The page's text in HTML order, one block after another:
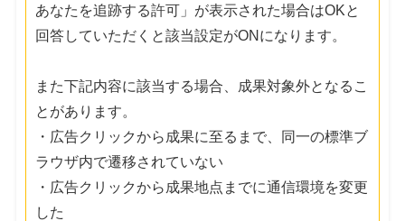
あなたを追跡する許可」が表示された場合はOKと
回答していただくと該当設定がONになります。
また下記内容に該当する場合、成果対象外となるこ
とがあります。
・広告クリックから成果に至るまで、同一の標準ブ
ラウザ内で遷移されていない
・広告クリックから成果地点までに通信環境を変更
した